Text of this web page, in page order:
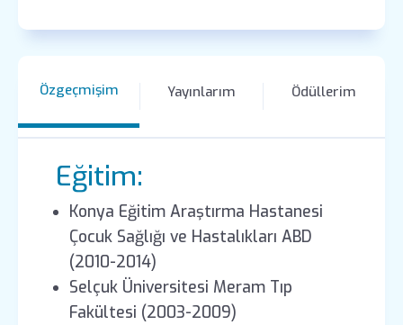
Özgeçmişim Yayınlarım Ödüllerim
Eğitim:
Konya Eğitim Araştırma Hastanesi
Çocuk Sağlığı ve Hastalıkları ABD
(2010-2014)
Selçuk Üniversitesi Meram Tıp
Fakültesi (2003-2009)